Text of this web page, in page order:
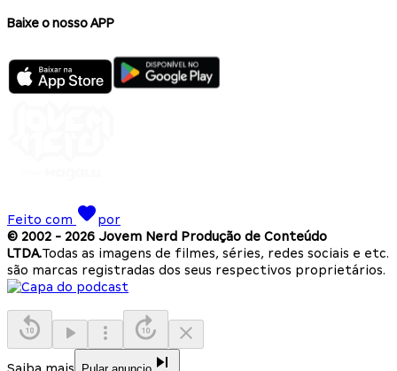
Baixe o nosso APP
Feito com
por
© 2002 - 2026 Jovem Nerd Produção de Conteúdo
LTDA.Todas as imagens de filmes, séries, redes sociais e etc.
são marcas registradas dos seus respectivos proprietários.